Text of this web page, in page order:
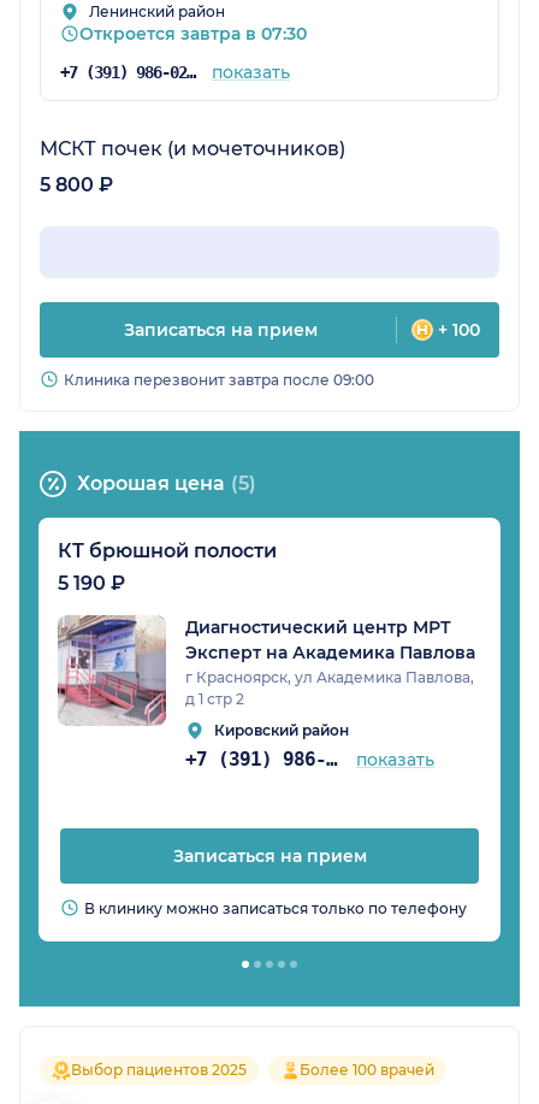
Ленинский район
Откроется завтра в 07:30
+7 (391) 986-02-13 показать
МСКТ почек (и мочеточников)
5 800 ₽
Записаться на прием + 100
Клиника перезвонит завтра после 09:00
Хорошая цена (5)
КТ брюшной полости
5 190 ₽
Диагностический центр МРТ
Эксперт на Академика Павлова
г Красноярск, ул Академика Павлова,
д 1 стр 2
Кировский район
+7 (391) 986-02-78 показать
Записаться на прием
В клинику можно записаться только по телефону
Выбор пациентов 2025 Более 100 врачей